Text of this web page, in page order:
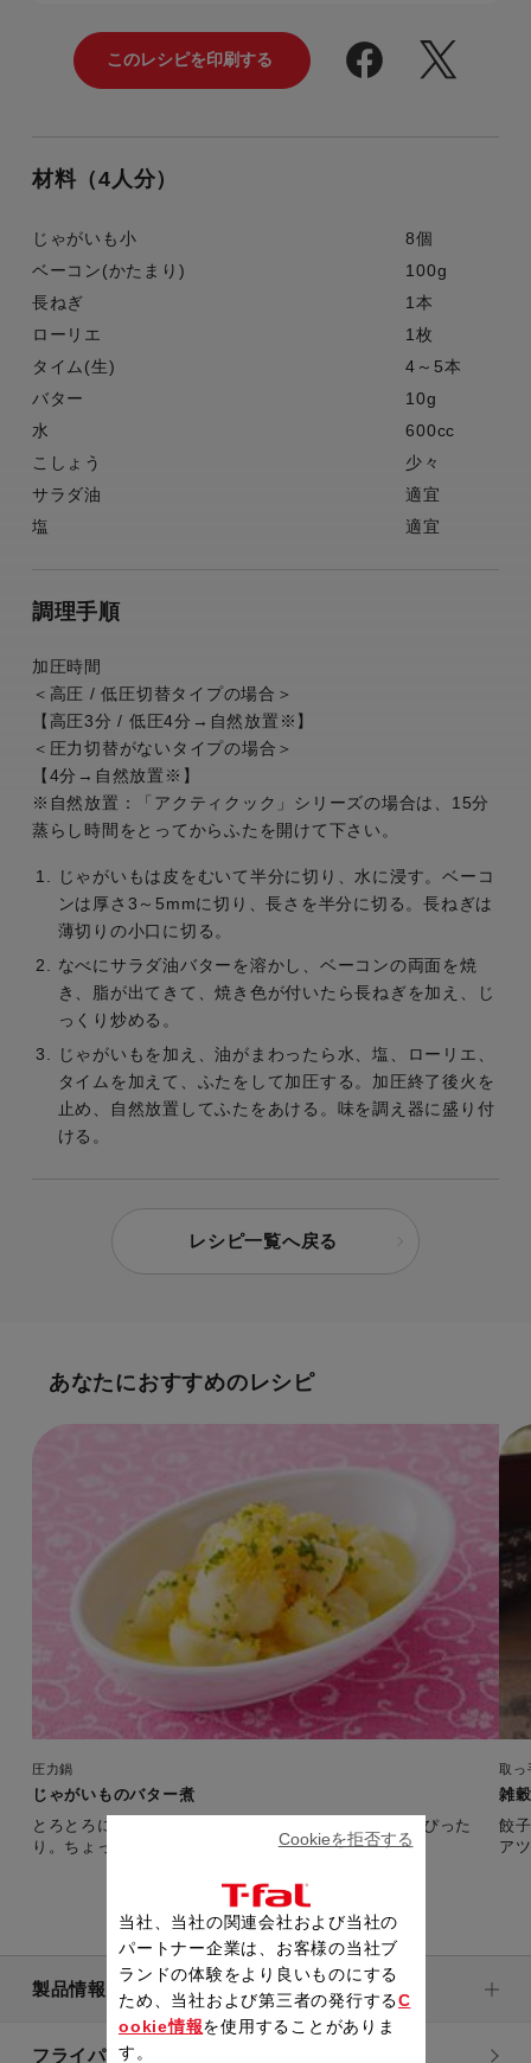
材料（4人分）
じゃがいも小
8個
ベーコン(かたまり)
100g
長ねぎ
1本
ローリエ
1枚
タイム(生)
4～5本
バター
10g
水
600cc
こしょう
少々
サラダ油
適宜
塩
適宜
調理手順
加圧時間
＜高圧 / 低圧切替タイプの場合＞
【高圧3分 / 低圧4分→自然放置※】
＜圧力切替がないタイプの場合＞
【4分→自然放置※】
※自然放置：「アクティクック」シリーズの場合は、15分
蒸らし時間をとってからふたを開けて下さい。
じゃがいもは皮をむいて半分に切り、水に浸す。ベーコ
ンは厚さ3～5mmに切り、長さを半分に切る。長ねぎは
薄切りの小口に切る。
なべにサラダ油バターを溶かし、ベーコンの両面を焼
き、脂が出てきて、焼き色が付いたら長ねぎを加え、じ
っくり炒める。
じゃがいもを加え、油がまわったら水、塩、ローリエ、
タイムを加えて、ふたをして加圧する。加圧終了後火を
止め、自然放置してふたをあける。味を調え器に盛り付
ける。
レシピ一覧へ戻る
あなたにおすすめのレシピ
圧力鍋
じゃがいものバター煮
とろとろに煮た煮たじゃがいもには、バターの風味がぴった
り。ちょっと甘めの味つけなのでお子さまにも。
取っ
雑
餃
ア
製品情報
フライパン・鍋
当社、当社の関連会社および当社の
パートナー企業は、お客様の当社ブ
ランドの体験をより良いものにする
ため、当社および第三者の発行するC
ookie情報を使用することがありま
す。
Cookieを拒否する